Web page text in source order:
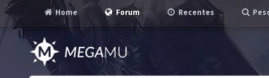
Home Forum Recentes